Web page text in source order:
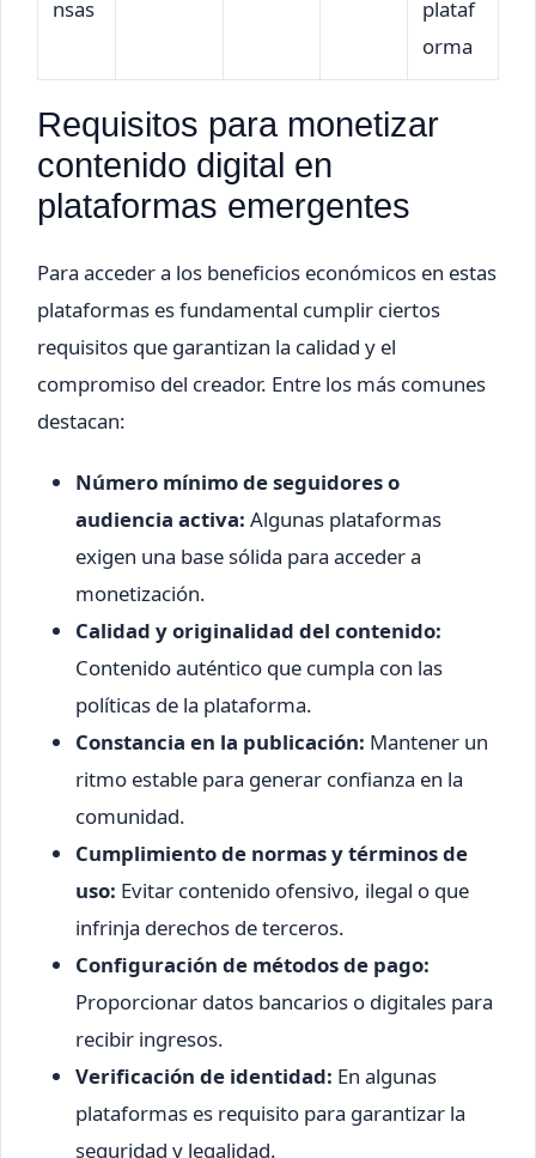
nsas
plataf
orma
Requisitos para monetizar
contenido digital en
plataformas emergentes
Para acceder a los beneficios económicos en estas
plataformas es fundamental cumplir ciertos
requisitos que garantizan la calidad y el
compromiso del creador. Entre los más comunes
destacan:
Número mínimo de seguidores o
audiencia activa: Algunas plataformas
exigen una base sólida para acceder a
monetización.
Calidad y originalidad del contenido:
Contenido auténtico que cumpla con las
políticas de la plataforma.
Constancia en la publicación: Mantener un
ritmo estable para generar confianza en la
comunidad.
Cumplimiento de normas y términos de
uso: Evitar contenido ofensivo, ilegal o que
infrinja derechos de terceros.
Configuración de métodos de pago:
Proporcionar datos bancarios o digitales para
recibir ingresos.
Verificación de identidad: En algunas
plataformas es requisito para garantizar la
seguridad y legalidad.